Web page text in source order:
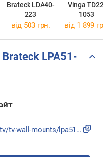
Brateck LDA40-
223
Vinga
1053
від 503 грн. від 1 899
Brateck LPA51-
http://www.lumi.cn/en/flat-panel-tv/tv-wall-mounts/lpa51-22...